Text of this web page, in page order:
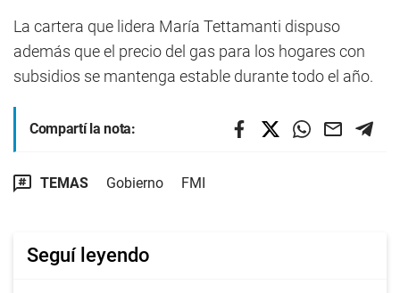
La cartera que lidera María Tettamanti dispuso
además que el precio del gas para los hogares con
subsidios se mantenga estable durante todo el año.
Compartí la nota:
TEMAS Gobierno FMI
Seguí leyendo